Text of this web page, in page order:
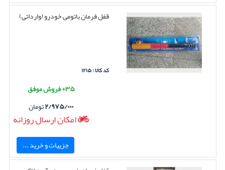
قفل فرمان باتومی خودرو (وارداتی)
کد کالا : ۱۲۱۵
۳۵+ فروش موفق
۲/۹۷۵/۰۰۰تومان
امکان ارسال روزانه
جزییات و خرید ...